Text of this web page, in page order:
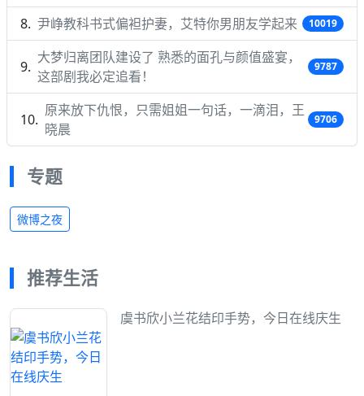
尹峥教科书式偏袒护妻，艾特你男朋友学起来 10019
大梦归离团队建设了 熟悉的面孔与颜值盛宴，
这部剧我必定追看！
9787
原来放下仇恨，只需姐姐一句话，一滴泪，王
晓晨
9706
专题
微博之夜
推荐生活
虞书欣小兰花结印手势，今日在线庆生